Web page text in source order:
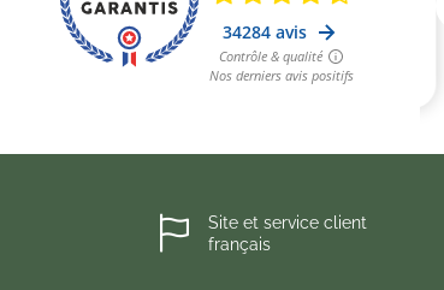
Site et service client
français